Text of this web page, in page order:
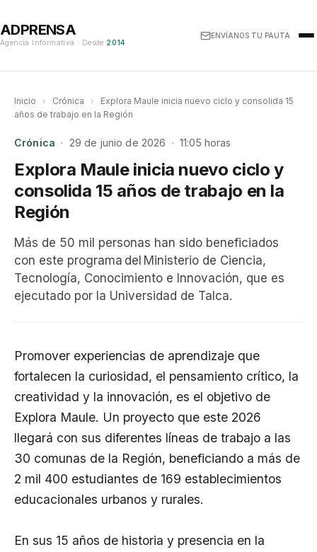
ADPRENSA
Agencia Informativa · Desde 2014
ENVÍANOS TU PAUTA
Inicio › Crónica ›
Explora Maule inicia nuevo ciclo y consolida 15
años de trabajo en la Región
Crónica · 29 de junio de 2026 · 11:05 horas
Explora Maule inicia nuevo ciclo y
consolida 15 años de trabajo en la
Región
Más de 50 mil personas han sido beneficiados
con este programa del Ministerio de Ciencia,
Tecnología, Conocimiento e Innovación, que es
ejecutado por la Universidad de Talca.
Promover experiencias de aprendizaje que
fortalecen la curiosidad, el pensamiento crítico, la
creatividad y la innovación, es el objetivo de
Explora Maule. Un proyecto que este 2026
llegará con sus diferentes líneas de trabajo a las
30 comunas de la Región, beneficiando a más de
2 mil 400 estudiantes de 169 establecimientos
educacionales urbanos y rurales.
En sus 15 años de historia y presencia en la